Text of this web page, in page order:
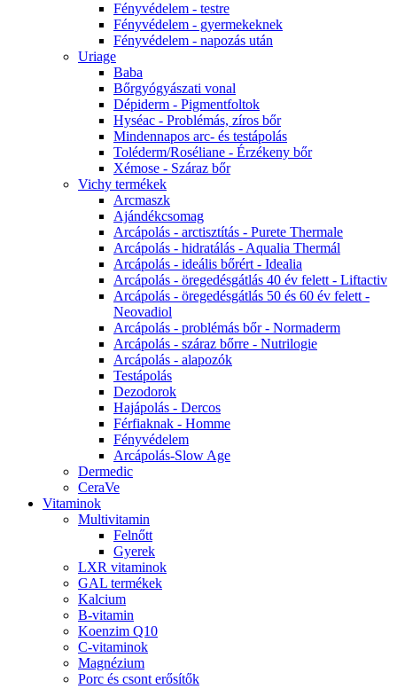
Fényvédelem - testre
Fényvédelem - gyermekeknek
Fényvédelem - napozás után
Uriage
Baba
Bőrgyógyászati vonal
Dépiderm - Pigmentfoltok
Hyséac - Problémás, zíros bőr
Mindennapos arc- és testápolás
Toléderm/Roséliane - Érzékeny bőr
Xémose - Száraz bőr
Vichy termékek
Arcmaszk
Ajándékcsomag
Arcápolás - arctisztítás - Purete Thermale
Arcápolás - hidratálás - Aqualia Thermál
Arcápolás - ideális bőrért - Idealia
Arcápolás - öregedésgátlás 40 év felett - Liftactiv
Arcápolás - öregedésgátlás 50 és 60 év felett -
Neovadiol
Arcápolás - problémás bőr - Normaderm
Arcápolás - száraz bőrre - Nutrilogie
Arcápolás - alapozók
Testápolás
Dezodorok
Hajápolás - Dercos
Férfiaknak - Homme
Fényvédelem
Arcápolás-Slow Age
Dermedic
CeraVe
Vitaminok
Multivitamin
Felnőtt
Gyerek
LXR vitaminok
GAL termékek
Kalcium
B-vitamin
Koenzim Q10
C-vitaminok
Magnézium
Porc és csont erősítők